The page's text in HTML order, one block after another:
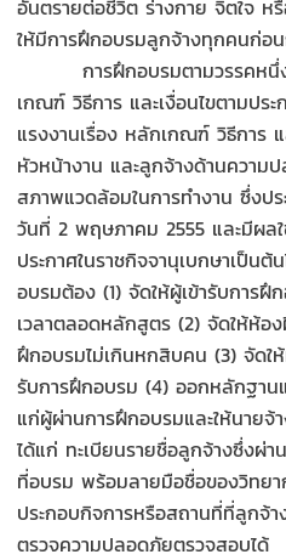
อันตรายต่อชีวิต ร่างกาย จิตใจ ห
ให้มีการฝึกอบรมลูกจ้างทุกคนก่อน
การฝึกอบรมตามวรรคหนึ่งแ
เกณฑ์ วิธีการ และเงื่อนไขตามปร
แรงงานเรื่อง หลักเกณฑ์ วิธีการ
หัวหน้างาน และลูกจ้างด้านความ
สภาพแวดล้อมในการทำงาน ซึ่งปร
วันที่ 2 พฤษภาคม 2555 และมีผล
ประกาศในราชกิจจานุเบกษาเป็น
อบรมต้อง (1) จัดให้ผู้เข้ารับการฝึ
เวลาตลอดหลักสูตร (2) จัดให้ห้อ
ฝึกอบรมไม่เกินหกสิบคน (3) จัดใ
รับการฝึกอบรม (4) ออกหลักฐาน
แก่ผู้ผ่านการฝึกอบรมและให้นาย
ได้แก่ ทะเบียนรายชื่อลูกจ้างซึ่งผ่
ที่อบรม พร้อมลายมือชื่อของวิทยา
ประกอบกิจการหรือสถานที่ที่ลูกจ้
ตรวจความปลอดภัยตรวจสอบได้